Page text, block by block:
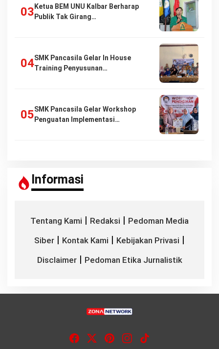
Ketua BEM UNU Kalbar Berharap
Publik Tak Girang…
SMK Pancasila Gelar In House
Training Penyusunan…
SMK Pancasila Gelar Workshop
Penguatan Implementasi…
Informasi
Tentang Kami | Redaksi | Pedoman Media
Siber | Kontak Kami | Kebijakan Privasi |
Disclaimer| Pedoman Etika Jurnalistik